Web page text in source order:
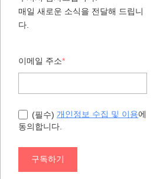
매일 새로운 소식을 전달해 드립니
다.
이메일 주소*
(필수) 개인정보 수집 및 이용에
동의합니다.
구독하기